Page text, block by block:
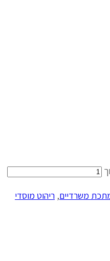
משרדיים, ריהוט מוסדי